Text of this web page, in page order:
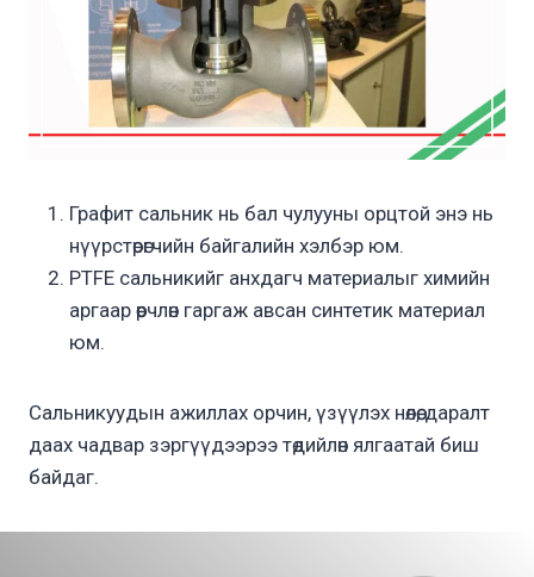
Графит сальник нь бал чулууны орцтой энэ нь
нүүрстөрөгчийн байгалийн хэлбэр юм.
PTFE сальникийг анхдагч материалыг химийн
аргаар өөрчлөн гаргаж авсан синтетик материал
юм.
Сальникуудын ажиллах орчин, үзүүлэх нөлөө, даралт
даах чадвар зэргүүдээрээ төдийлөн ялгаатай биш
байдаг.